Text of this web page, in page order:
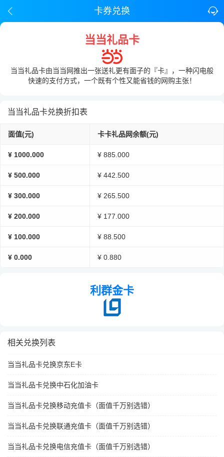
卡券兑换
当当礼品卡
当当礼品卡由当当网推出一张送礼更有面子的『卡』，一种闪电般
快速的支付方式，一个既有个性又能省钱的网购主张！
当当礼品卡兑换折扣表
面值(元) 卡卡礼品网余额(元)
¥ 1000.000 ¥ 885.000
¥ 500.000 ¥ 442.500
¥ 300.000 ¥ 265.500
¥ 200.000 ¥ 177.000
¥ 100.000 ¥ 88.500
¥ 0.000 ¥ 0.880
利群金卡
相关兑换列表
当当礼品卡兑换京东E卡
当当礼品卡兑换中石化加油卡
当当礼品卡兑换移动充值卡（面值千万别选错）
当当礼品卡兑换联通充值卡（面值千万别选错）
当当礼品卡兑换电信充值卡（面值千万别选错）